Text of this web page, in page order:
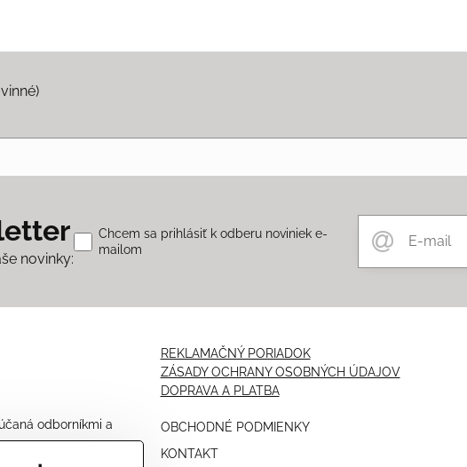
novinky:
Chcem sa prihlásiť k odberu noviniek e-
mailom
odborníkmi a
REKLAMAČNÝ PORIADOK
ZÁSADY OCHRANY OSOBNÝCH ÚDAJOV
DOPRAVA A PLATBA
OBCHODNÉ PODMIENKY
KONTAKT